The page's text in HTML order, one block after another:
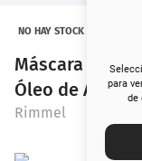
para
de
NO HAY STOCK
Máscara de
Óleo de Argán
Rimmel
5. corrector
rubor